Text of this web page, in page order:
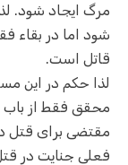
مرگ ایجاد شود.
شود اما در بقاء
قاتل است.
لذا حکم در این
محقق فقط از
مقتضی برای قتل
فعلی جنایت در